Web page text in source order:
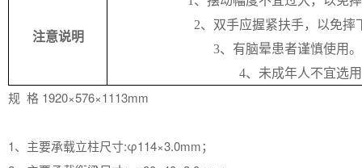
注意说明
2、双手应握紧扶手，以免摔
3、有脑晕患者谨慎使用。
4、 未成年人不宜选
规 格 1920×576×1113mm
1、主要承载立柱尺寸:φ114×3.0mm；